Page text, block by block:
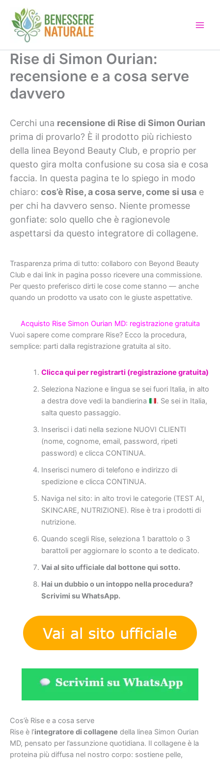
contenuto
Rise di Simon Ourian:
recensione e a cosa serve
davvero
Cerchi una recensione di Rise di Simon Ourian
prima di provarlo? È il prodotto più richiesto
della linea Beyond Beauty Club, e proprio per
questo gira molta confusione su cosa sia e cosa
faccia. In questa pagina te lo spiego in modo
chiaro: cos’è Rise, a cosa serve, come si usa e
per chi ha davvero senso. Niente promesse
gonfiate: solo quello che è ragionevole
aspettarsi da questo integratore di collagene.
Trasparenza prima di tutto: collaboro con Beyond Beauty
Club e dai link in pagina posso ricevere una commissione.
Per questo preferisco dirti le cose come stanno — anche
quando un prodotto va usato con le giuste aspettative.
Acquisto Rise Simon Ourian MD: registrazione gratuita
Vuoi sapere come comprare Rise? Ecco la procedura,
semplice: parti dalla registrazione gratuita al sito.
Clicca qui per registrarti (registrazione gratuita)
Seleziona Nazione e lingua se sei fuori Italia, in alto
a destra dove vedi la bandierina
. Se sei in Italia,
salta questo passaggio.
Inserisci i dati nella sezione NUOVI CLIENTI
(nome, cognome, email, password, ripeti
password) e clicca CONTINUA.
Inserisci numero di telefono e indirizzo di
spedizione e clicca CONTINUA.
Naviga nel sito: in alto trovi le categorie (TEST AI,
SKINCARE, NUTRIZIONE). Rise è tra i prodotti di
nutrizione.
Quando scegli Rise, seleziona 1 barattolo o 3
barattoli per aggiornare lo sconto a te dedicato.
Vai al sito ufficiale dal bottone qui sotto.
Hai un dubbio o un intoppo nella procedura?
Scrivimi su WhatsApp.
Cos’è Rise e a cosa serve
Rise è l’integratore di collagene della linea Simon Ourian
MD, pensato per l’assunzione quotidiana. Il collagene è la
proteina più diffusa nel nostro corpo: sostiene pelle,